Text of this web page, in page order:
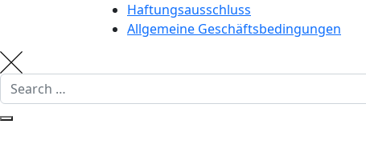
Haftungsausschluss
Allgemeine Geschäftsbedingungen